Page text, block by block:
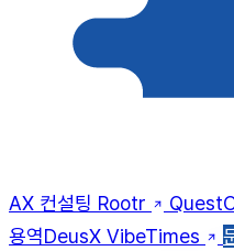
AX 컨설팅 Rootr
용역DeusX VibeTimes